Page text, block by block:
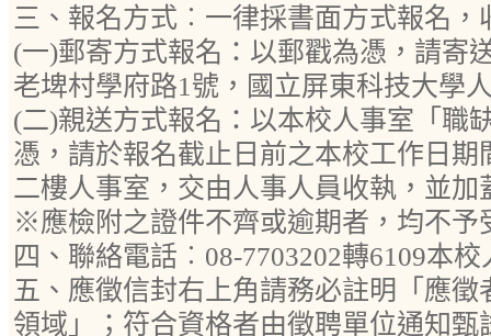
三、報名方式︰一律採書面方式報名
(一)郵寄方式報名：以郵戳為憑，請寄
老埤村學府路1號，國立屏東科技大學
(二)親送方式報名：以本校人事室「職
憑，請於報名截止日前之本校工作日
二樓人事室，交由人事人員收執，並加
※應檢附之證件不齊或逾期者，均不
四、聯絡電話︰08-7703202轉6109本
五、應徵信封右上角請務必註明「應
領域」；符合資格者由徵聘單位通知